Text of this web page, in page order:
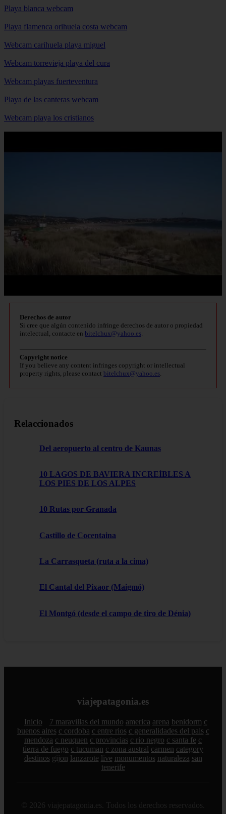
Playa blanca webcam
Playa flamenca orihuela costa webcam
Webcam carihuela playa miguel
Webcam torrevieja playa del cura
Webcam playas fuerteventura
Playa de las canteras webcam
Webcam playa los cristianos
Derechos de autor
Si cree que algún contenido infringe derechos de autor o propiedad
intelectual, contacte en bitelchux@yahoo.es.
Copyright notice
If you believe any content infringes copyright or intellectual
property rights, please contact bitelchux@yahoo.es.
Relaccionados
Del aeropuerto al centro de Kaunas
10 LAGOS DE BAVIERA INCREÍBLES A
LOS PIES DE LOS ALPES
10 Rutas por Granada
Castillo de Cocentaina
La Carrasqueta (ruta a la cima)
El Cantal del Pixaor (Maigmó)
El Montgó (desde el campo de tiro de Dénia)
viajepatagonia.es
Inicio 7 maravillas del mundo america arena benidorm c
buenos aires c cordoba c entre rios c generalidades del pais c
mendoza c neuquen c provincias c rio negro c santa fe c
tierra de fuego c tucuman c zona austral carmen category
destinos gijon lanzarote live monumentos naturaleza san
tenerife
© 2026 viajepatagonia.es. Todos los derechos reservados.